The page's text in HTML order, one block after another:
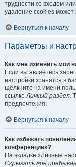
трудности со входом
удаление cookies может
Вернуться к началу
Параметры и
Как мне изменить мои
Если вы являетесь
настройки хранятся в
щёлкните на имени
ссылкеЛичный раздел.
предпочтения.
Вернуться к началу
Как избежать
конференции»?
На вкладке «Личные
Скрывать моё